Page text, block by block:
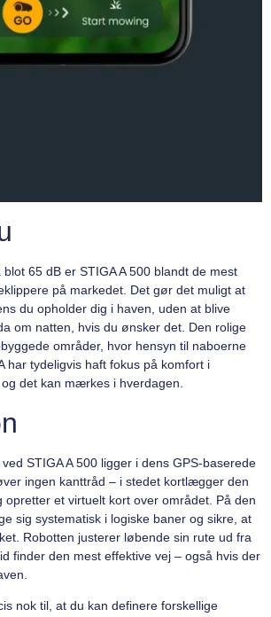
65 dB er STIGA A 500 blandt de mest
på markedet. Det gør det muligt at
du opholder dig i haven, uden at blive
om natten, hvis du ønsker det. Den rolige
områder, hvor hensyn til naboerne
har tydeligvis haft fokus på komfort i
det kan mærkes i hverdagen.
STIGA A 500 ligger i dens GPS-baserede
ingen kanttråd – i stedet kortlægger den
opretter et virtuelt kort over området. På den
sig systematisk i logiske baner og sikre, at
Robotten justerer løbende sin rute ud fra
finder den mest effektive vej – også hvis der
nok til, at du kan definere forskellige